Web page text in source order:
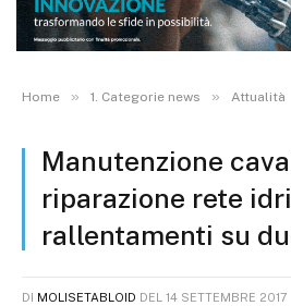
Home » 1. Categorie news » Attualità
Manutenzione
riparazione rete
rallentamenti su
DI MOLISETABLOID DEL 14 SETTEMBRE 2017